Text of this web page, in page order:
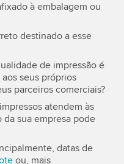
à embalagem ou
destinado a esse
de impressão é
seus próprios
parceiros comerciais?
atendem às
da sua empresa pode
datas de
ou, mais